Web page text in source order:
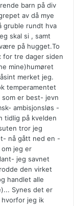
barn på div
av då mye
gruble rundt hva
skal si , samt
på hugget.To
for tre dager siden
mine)humøret
merket jeg.
temperamentet
er best- jevn
ambisjonsløs -
tidlig på kvelden
tror jeg
nå gått ned en -
jeg er
jeg savnet
den virket
handlet alle
Synes det er
hvorfor jeg ik